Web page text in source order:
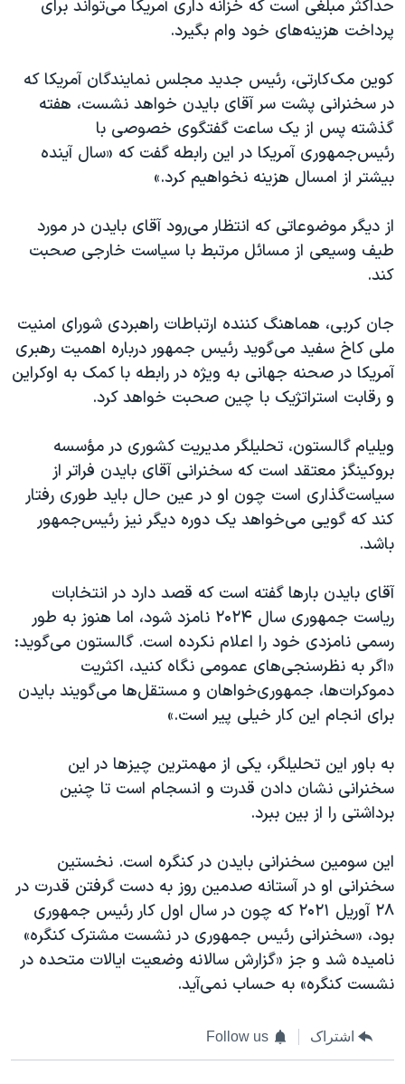
حداکثر مبلغی است که خزانه داری آمریکا می‌تواند برای
پرداخت هزینه‌های خود وام بگیرد.
کوین مک‌کارتی، رئیس جدید مجلس نمایندگان آمریکا که
در سخنرانی پشت سر آقای بایدن خواهد نشست، هفته
گذشته پس از یک ساعت گفتگوی خصوصی با
رئیس‌جمهوری آمریکا در این رابطه گفت که «سال آینده
بیشتر از امسال هزینه نخواهیم کرد.»
از دیگر موضوعاتی که انتظار می‌رود آقای بایدن در مورد
طیف وسیعی از مسائل مرتبط با سیاست خارجی صحبت
کند.
جان کربی، هماهنگ کننده ارتباطات راهبردی شورای امنیت
ملی کاخ سفید می‌گوید رئیس جمهور درباره اهمیت رهبری
آمریکا در صحنه جهانی به ویژه در رابطه با کمک به اوکراین
و رقابت استراتژیک با چین صحبت خواهد کرد.
ویلیام گالستون، تحلیلگر مدیریت کشوری در مؤسسه
بروکینگز معتقد است که سخنرانی آقای بایدن فراتر از
سیاست‌گذاری است چون او در عین حال باید طوری رفتار
کند که گویی می‌خواهد یک‌ دوره دیگر نیز رئیس‌جمهور
باشد.
آقای بایدن بارها گفته است که قصد دارد در انتخابات
ریاست جمهوری سال ۲۰۲۴ نامزد شود، اما هنوز به طور
رسمی نامزدی خود را اعلام نکرده است. گالستون می‌گوید:
«اگر به نظرسنجی‌های عمومی نگاه کنید، اکثریت
دموکرات‌ها، جمهوری‌خواهان و مستقل‌ها می‌گویند بایدن
برای انجام این کار خیلی پیر است.»
به باور این تحلیلگر، یکی از مهمترین چیزها در این
سخنرانی نشان دادن قدرت و انسجام است تا چنین
برداشتی را از بین ببرد.
این سومین سخنرانی بایدن در کنگره است. نخستین
سخنرانی او در آستانه صدمین روز به دست گرفتن قدرت در
۲۸ آوریل ۲۰۲۱ که چون در سال اول کار رئیس جمهوری
بود، «سخنرانی رئیس جمهوری در نشست مشترک کنگره»
نامیده شد و جز «گزارش سالانه وضعیت ایالات متحده در
نشست کنگره» به حساب نمی‌آید.
اشتراک Follow us